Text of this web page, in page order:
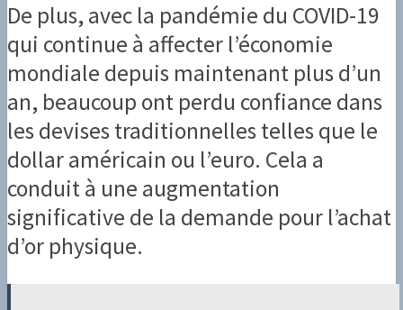
De plus, avec la pandémie du COVID-19
qui continue à affecter l’économie
mondiale depuis maintenant plus d’un
an, beaucoup ont perdu confiance dans
les devises traditionnelles telles que le
dollar américain ou l’euro. Cela a
conduit à une augmentation
significative de la demande pour l’achat
d’or physique.